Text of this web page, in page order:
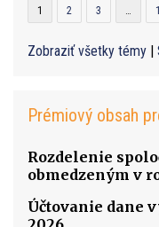
1 2 3 …
Zobraziť všetky témy |
Prémiový obsah
Rozdelenie
obmedzeným v
Účtovanie dane